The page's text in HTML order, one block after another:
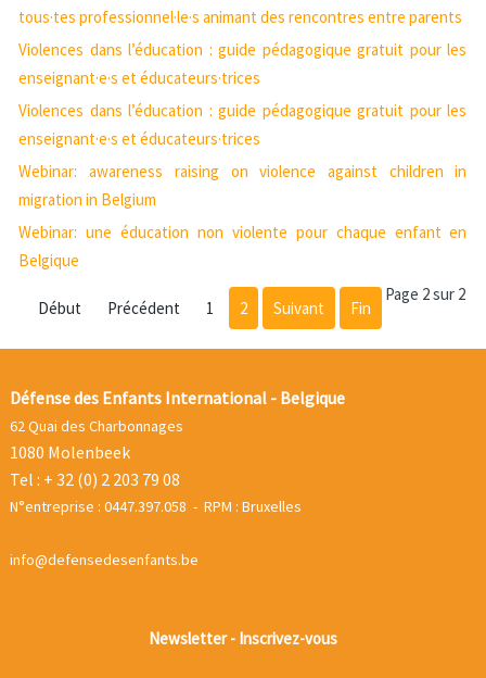
tous·tes professionnel·le·s animant des rencontres entre parents
Violences dans l’éducation : guide pédagogique gratuit pour les
enseignant·e·s et éducateurs·trices
Violences dans l’éducation : guide pédagogique gratuit pour les
enseignant·e·s et éducateurs·trices
Webinar: awareness raising on violence against children in
migration in Belgium
Webinar: une éducation non violente pour chaque enfant en
Belgique
Page 2 sur 2
Début Précédent 1 2 Suivant Fin
Défense des Enfants International - Belgique
62 Quai des Charbonnages
1080 Molenbeek
Tel : + 32 (0) 2 203 79 08
N°entreprise : 0447.397.058 - RPM : Bruxelles
info@defensedesenfants.be
Newsletter - Inscrivez-vous